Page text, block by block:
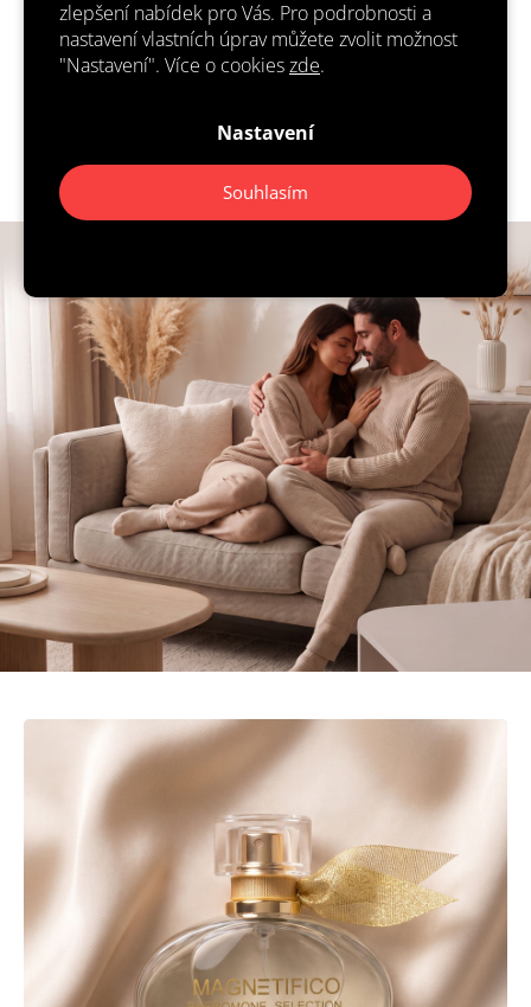
zlepšení nabídek pro Vás. Pro podrobnosti a
nastavení vlastních úprav můžete zvolit možnost
"Nastavení". Více o cookieszde.
Nastavení
Souhlasím
často píše, že prodává parfémy s feromony
pro ženy, ale často se jedná jen o toaletní
vodu nebo parfemovanou vodu. Dejte pozor,